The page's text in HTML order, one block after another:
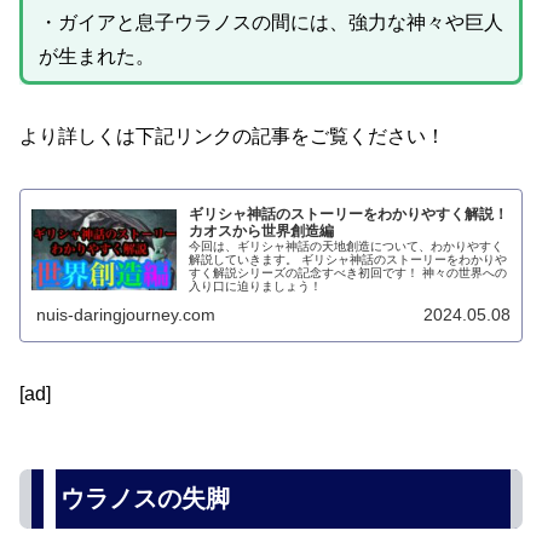
・ガイアと息子ウラノスの間には、強力な神々や巨人
が生まれた。
より詳しくは下記リンクの記事をご覧ください！
ギリシャ神話のストーリーをわかりやすく解説！
カオスから世界創造編
今回は、ギリシャ神話の天地創造について、わかりやすく
解説していきます。 ギリシャ神話のストーリーをわかりや
すく解説シリーズの記念すべき初回です！ 神々の世界への
入り口に迫りましょう！
nuis-daringjourney.com 2024.05.08
[ad]
ウラノスの失脚